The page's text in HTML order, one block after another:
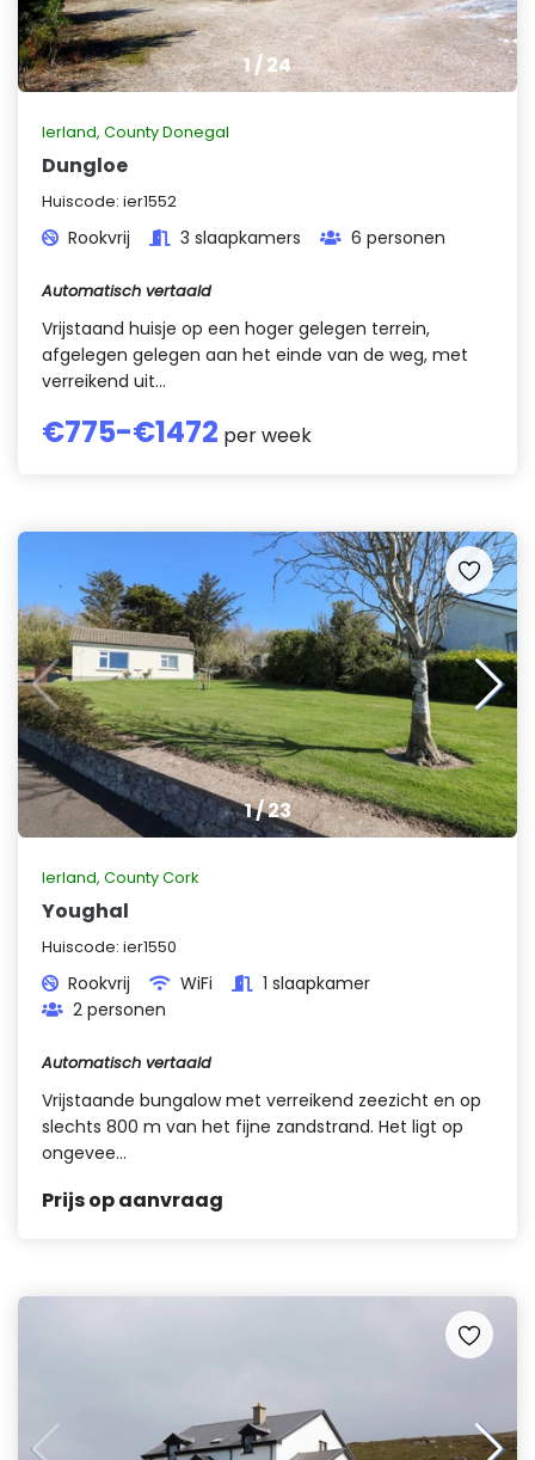
1/24
Ierland, County Donegal
Dungloe
Huiscode: ier1552
Rookvrij 3 slaapkamers 6 personen
Automatisch vertaald
Vrijstaand huisje op een hoger gelegen terrein,
afgelegen gelegen aan het einde van de weg, met
verreikend uit...
€775-€1472 per week
1/23
Ierland, County Cork
Youghal
Huiscode: ier1550
Rookvrij WiFi
1 slaapkamer
2 personen
Automatisch vertaald
Vrijstaande bungalow met verreikend zeezicht en op
slechts 800 m van het fijne zandstrand. Het ligt op
ongevee...
Prijs op aanvraag